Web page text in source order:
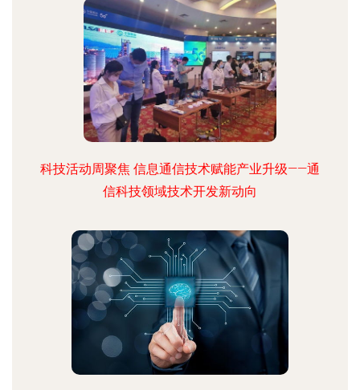
科技活动周聚焦 信息通信技术赋能产业升级——通
信科技领域技术开发新动向